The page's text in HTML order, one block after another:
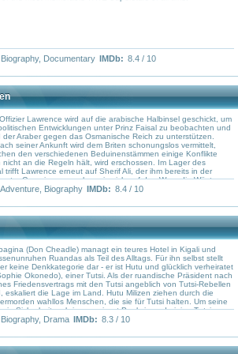
Biography, Documentary IMDb: 8.4 / 10
Lawrence wird auf die arabische Halbinsel geschickt, um
Entwicklungen unter Prinz Faisal zu beobachten und
Araber gegen das Osmanische Reich zu unterstützen.
seiner Ankunft wird dem Briten schonungslos vermittelt,
den verschiedenen Beduinenstämmen einige Konflikte
nicht an die Regeln hält, wird erschossen. Im Lager des
trifft Lawrence erneut auf Sherif Ali, der ihm bereits in der
Gemeinsam machen sie sich auf den Weg, die Wüste
um so nach Akaba zu gelangen...
Adventure Biography IMDb: 8.4 / 10
(Don Cheadle) managt ein teures Hotel in Kigali und
Ruandas als Teil des Alltags. Für ihn selbst stellt
keine Denkkategorie dar - er ist Hutu und glücklich verheiratet
Okonedo), einer Tutsi. Als der ruandische Präsident nach
Friedensvertrags mit den Tutsi angeblich von Tutsi-Rebellen
eskaliert die Lage im Land. Hutu Milizen ziehen durch die
wahllos Menschen, die sie für Tutsi halten. Um seine
in Sicherheit zu bringen, nimmt Paul sie und einige Tutsi-
von Blauhelmen gesicherte Hotel mit. Dort erfährt er vom
nach Ruanda sind. Widerwillig gewährt Paul in der Zwischenzeit
Unterschlupf im Hotel. Doch dann folgt die große
Biography, Drama IMDb: 8.3 / 10